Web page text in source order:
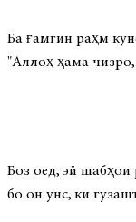
Ба ғамгин раҳм
"Аллоҳ ҳама чизро,
Боз оед, эй шабҳои
бо он унс, ки